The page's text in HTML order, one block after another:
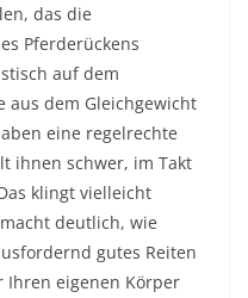
das die
Pferderückens
auf dem
aus dem Gleichgewicht
eine regelrechte
ihnen schwer, im Takt
klingt vielleicht
deutlich, wie
gutes Reiten
Ihren eigenen Körper